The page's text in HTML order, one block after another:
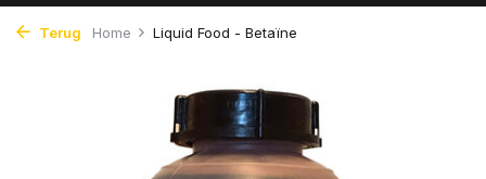
Terug Home Liquid Food - Betaïne